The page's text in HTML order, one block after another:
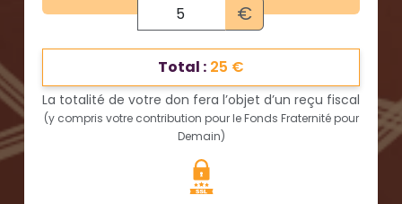
€
Total : 25 €
La totalité de votre don fera l’objet d’un reçu fiscal
(y compris votre contribution pour le Fonds Fraternité pour
Demain)